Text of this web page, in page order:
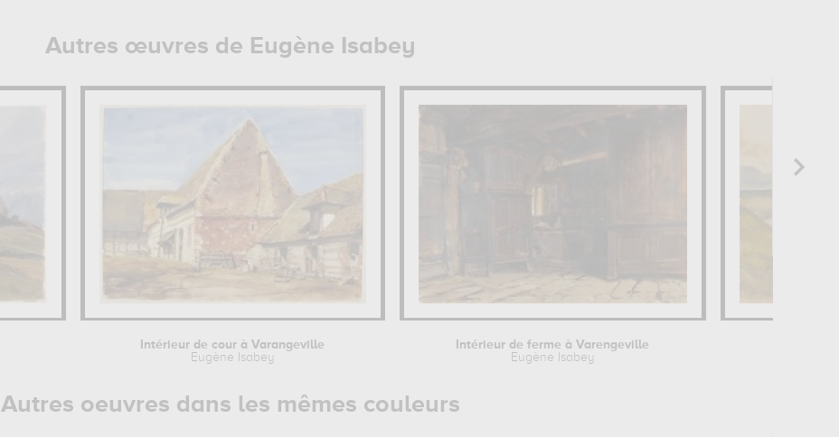
Autres œuvres de Eugène Isabey
Intérieur de cour à Varangeville
Eugène Isabey
Intérieur de ferme à Varengeville
Eugène Isabey
Autres oeuvres dans les mêmes couleurs